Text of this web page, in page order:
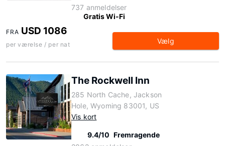
737 anmeldelser
Gratis Wi-Fi
FRA USD 1086
per værelse / per nat Vælg
The Rockwell Inn
285 North Cache, Jackson
Hole, Wyoming 83001, US
Vis kort
9.4/10 Fremragende